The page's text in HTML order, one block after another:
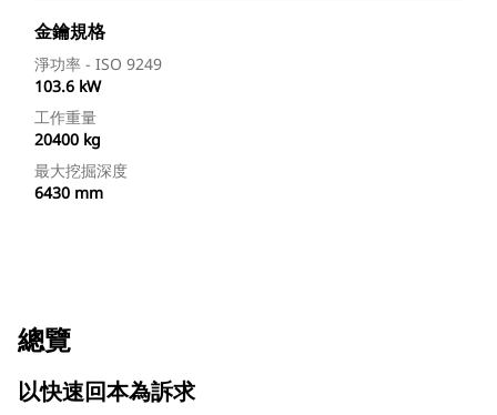
金鑰規格
淨功率 - ISO 9249
103.6 kW
工作重量
20400 kg
最大挖掘深度
6430 mm
總覽
以快速回本為訴求